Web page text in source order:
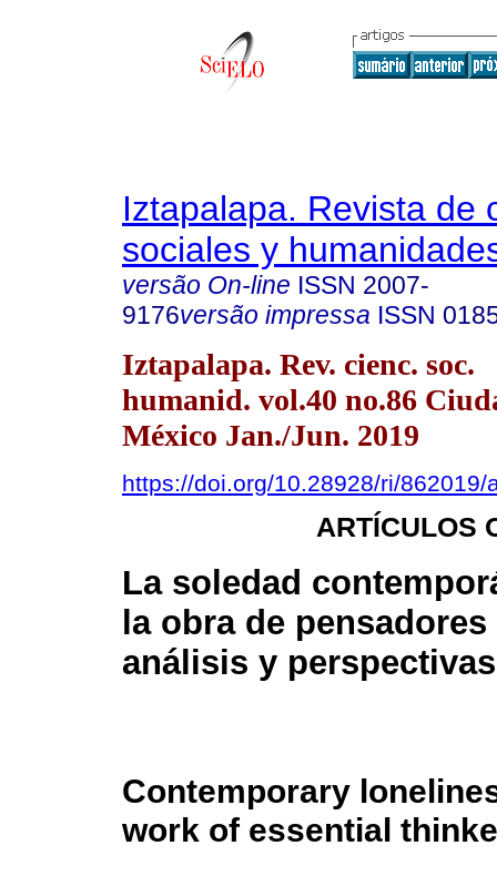
Iztapalapa. Revista de
sociales y
versão On-line ISSN 2007-
9176versão impressa ISSN
Iztapalapa. Rev. cienc. soc.
humanid. vol.40 no.86
México Jan./Jun. 2019
https://doi.org/10.28928/ri/862019/
ARTÍCULOS
La soledad
la obra de
análisis y perspectivas
Contemporary
work of essential